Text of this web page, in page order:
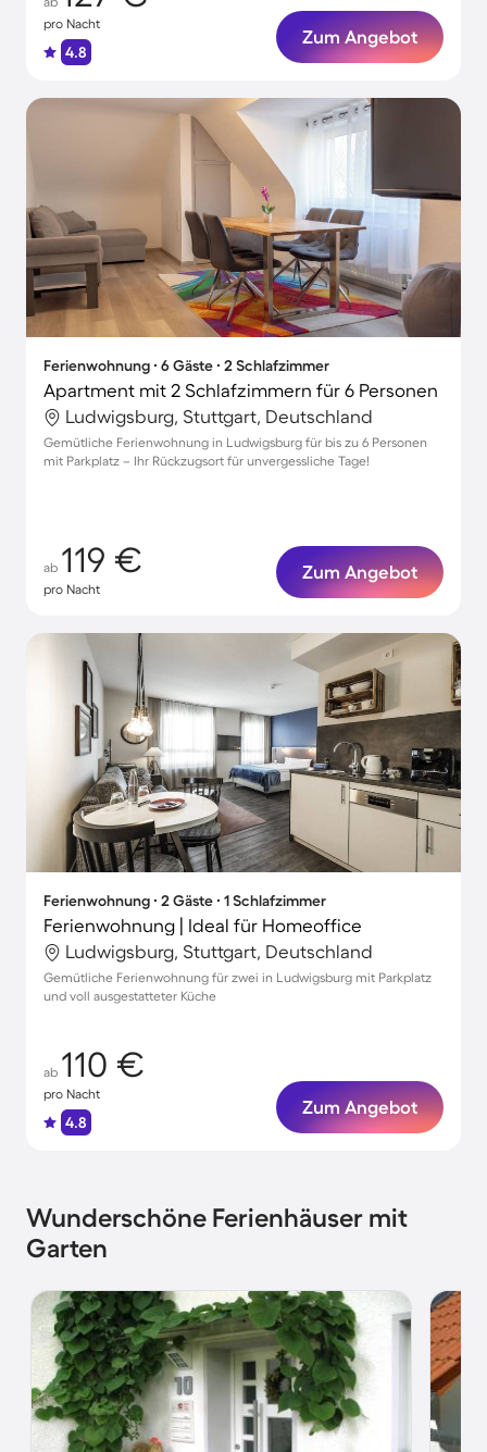
pro Nacht
4.8
Zum Angebot
Ferienwohnung ∙ 6 Gäste ∙ 2 Schlafzimmer
Apartment mit 2 Schlafzimmern für 6 Personen
Ludwigsburg, Stuttgart, Deutschland
Gemütliche Ferienwohnung in Ludwigsburg für bis zu 6 Personen
mit Parkplatz – Ihr Rückzugsort für unvergessliche Tage!
ab 119 €
pro Nacht
Zum Angebot
Ferienwohnung ∙ 2 Gäste ∙ 1 Schlafzimmer
Ferienwohnung | Ideal für Homeoffice
Ludwigsburg, Stuttgart, Deutschland
Gemütliche Ferienwohnung für zwei in Ludwigsburg mit Parkplatz
und voll ausgestatteter Küche
ab 110 €
pro Nacht
4.8
Zum Angebot
Wunderschöne Ferienhäuser mit
Garten